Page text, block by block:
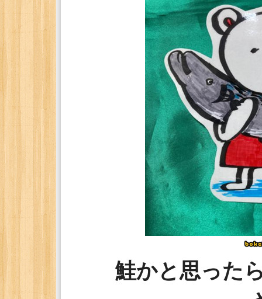
鮭かと思った